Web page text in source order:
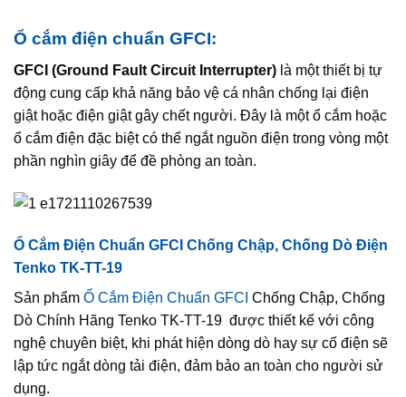
Ổ cắm điện chuẩn GFCI:
GFCI (Ground Fault Circuit Interrupter) là một thiết bị tự
động cung cấp khả năng bảo vệ cá nhân chống lại điện
giật hoặc điện giật gây chết người. Đây là một ổ cắm hoặc
ổ cắm điện đặc biệt có thể ngắt nguồn điện trong vòng một
phần nghìn giây để đề phòng an toàn.
Ổ Cắm Điện Chuẩn GFCI Chống Chập, Chống Dò Điện
Tenko TK-TT-19
Sản phẩm Ổ Cắm Điện Chuẩn GFCI Chống Chập, Chống
Dò Chính Hãng Tenko TK-TT-19 được thiết kế với công
nghệ chuyên biệt, khi phát hiện dòng dò hay sự cố điện sẽ
lập tức ngắt dòng tải điện, đảm bảo an toàn cho người sử
dụng.